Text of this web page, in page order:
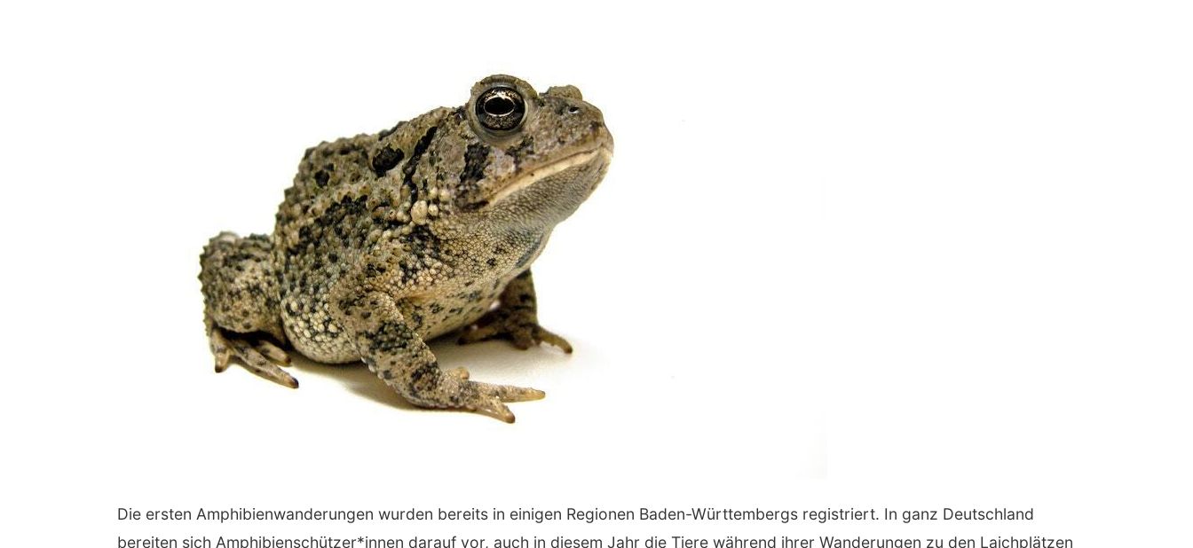
Die ersten Amphibienwanderungen wurden bereits in einigen Regionen Baden-Württembergs registriert. In ganz Deutschland
bereiten sich Amphibienschützer*innen darauf vor, auch in diesem Jahr die Tiere während ihrer Wanderungen zu den Laichplätzen